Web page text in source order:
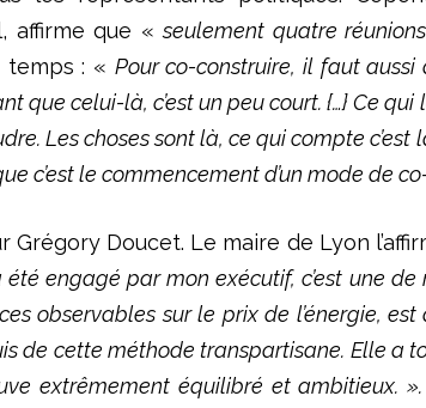
affirme que «seulement quatre
temps : « Pour co-construire, il faut
que celui-là, c’est un peu court. {…} Ce
Les choses sont là, ce qui compte
c’est le commencement d’un mode de
Doucet. Le maire de Lyon
été engagé par mon exécutif, c’est une
observables sur le prix de l’énergie,
de cette méthode transpartisane. Elle
extrêmement équilibré et ambitieux.